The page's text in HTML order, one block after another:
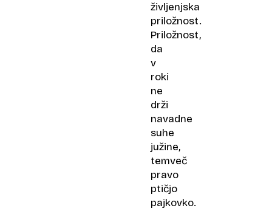
življenjska
priložnost.
Priložnost,
da
v
roki
ne
drži
navadne
suhe
južine,
temveč
pravo
ptičjo
pajkovko.